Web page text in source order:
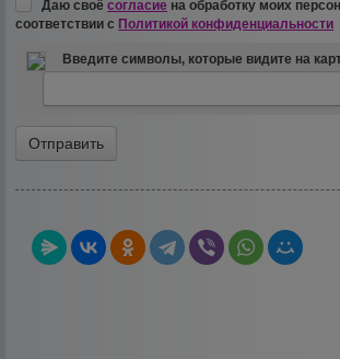
Даю своёсогласие на обработку моих
соответствии с Политикой конфиденциальности
Введите символы, которые видите на